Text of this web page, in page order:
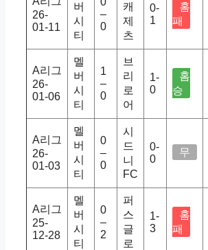
26-
01-11
버
시
티
–
0
캐
제
츠
0-
1
홈
패
A리그
26-
01-06
멜
버
시
티
1
–
0
브
리
로
어
1-
0
홈
승
A리그
26-
01-03
멜
버
시
티
0
–
0
시
드
니
FC
0-
0
무
A리그
25-
12-28
멜
버
시
티
0
–
2
퍼
스
글
로
1-
3
홈
패